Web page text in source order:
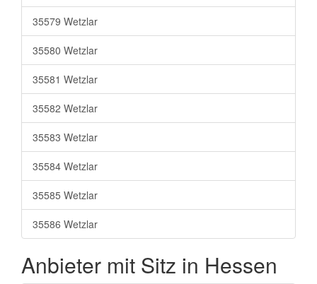
35579 Wetzlar
35580 Wetzlar
35581 Wetzlar
35582 Wetzlar
35583 Wetzlar
35584 Wetzlar
35585 Wetzlar
35586 Wetzlar
Anbieter mit Sitz in Hessen